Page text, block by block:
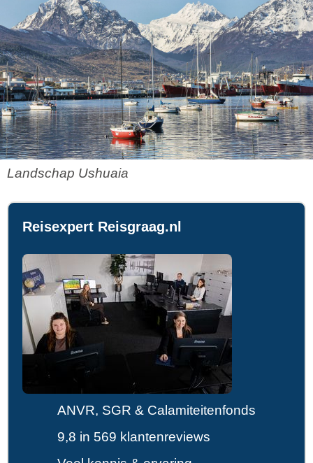
Landschap Ushuaia
Reisexpert Reisgraag.nl
ANVR, SGR & Calamiteitenfonds
9,8 in 569 klantenreviews